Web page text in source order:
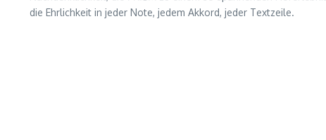
die Ehrlichkeit in jeder Note, jedem Akkord, jeder Textzeile.